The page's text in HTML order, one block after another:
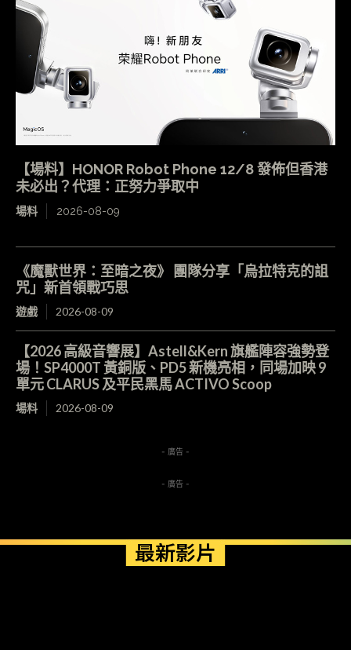
【場料】HONOR Robot Phone 12/8 發佈但香港
未必出？代理：正努力爭取中
場料 2026-08-09
《魔獸世界：至暗之夜》 團隊分享「烏拉特克的詛
咒」新首領戰巧思
遊戲 2026-08-09
【2026 高級音響展】Astell&Kern 旗艦陣容強勢登
場！SP4000T 黃銅版、PD5 新機亮相，同場加映 9
單元 CLARUS 及平民黑馬 ACTIVO Scoop
場料 2026-08-09
- 廣告 -
- 廣告 -
最新影片